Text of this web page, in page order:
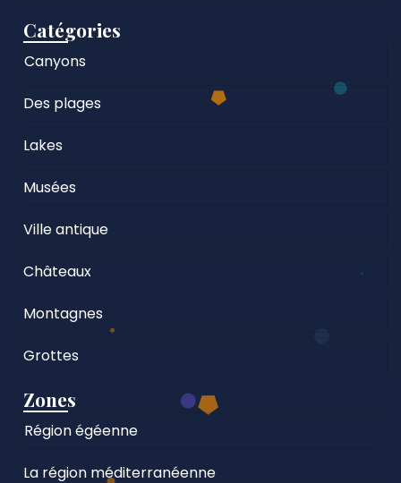
Catégories
Canyons
Des plages
Lakes
Musées
Ville antique
Châteaux
Montagnes
Grottes
Zones
Région égéenne
La région méditerranéenne